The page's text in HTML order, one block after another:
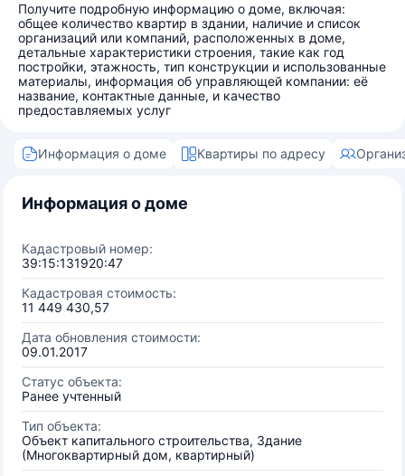
Получите подробную информацию о доме, включая:
общее количество квартир в здании, наличие и список
организаций или компаний, расположенных в доме,
детальные характеристики строения, такие как год
постройки, этажность, тип конструкции и использованные
материалы, информация об управляющей компании: её
название, контактные данные, и качество
предоставляемых услуг
Информация о доме Квартиры по адресу
Информация о доме
Кадастровый номер:
39:15:131920:47
Кадастровая стоимость:
11 449 430,57
Дата обновления стоимости:
09.01.2017
Статус объекта:
Ранее учтенный
Тип объекта:
Объект капитального строительства, Здание
(Многоквартирный дом, квартирный)